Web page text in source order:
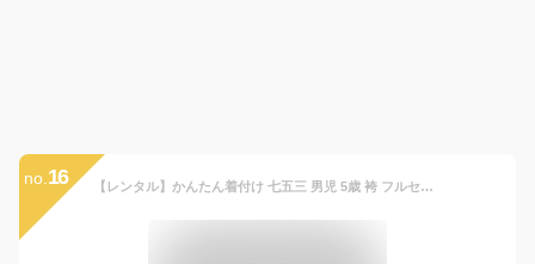
no. 16 【レンタル】かんたん着付け 七五三 男児 5歳 袴 フルセット 5才 兜 松 水色 五歳 羽織袴 簡単 男の子 祝い 着物 七五三 きもの 753 子ども 和服 着物レンタル はかま 和装 お正月 レンタルセット 往復送料無料【レンタル和装】【袴レンタル】